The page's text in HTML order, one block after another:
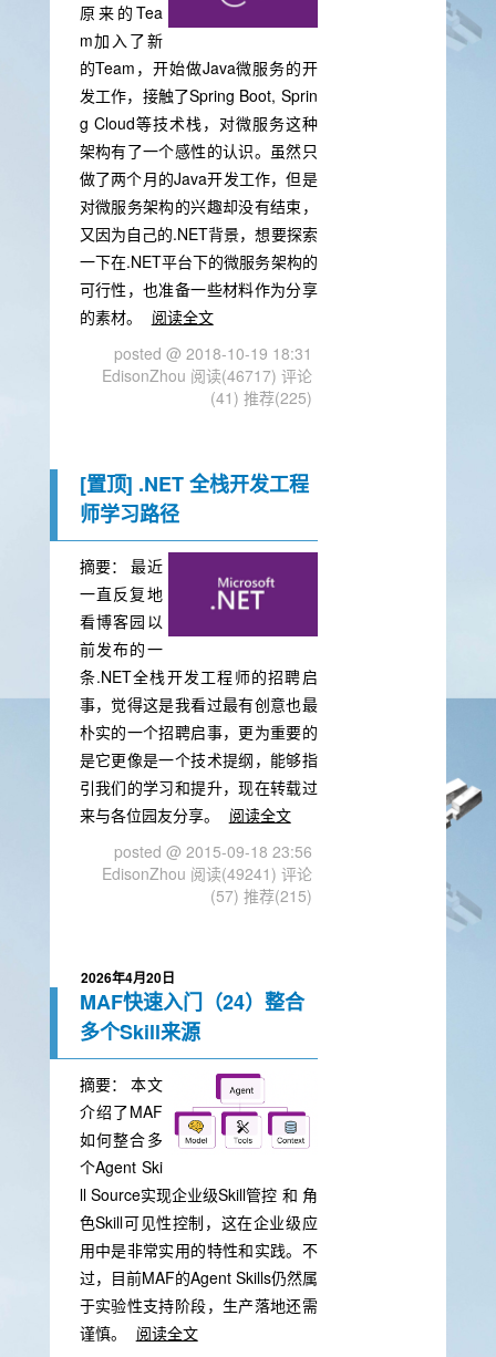
原来的Tea
m加入了新
的Team，开始做Java微服务的开
发工作，接触了Spring Boot, Sprin
g Cloud等技术栈，对微服务这种
架构有了一个感性的认识。虽然只
做了两个月的Java开发工作，但是
对微服务架构的兴趣却没有结束，
又因为自己的.NET背景，想要探索
一下在.NET平台下的微服务架构的
可行性，也准备一些材料作为分享
的素材。
阅读全文
posted @ 2018-10-19 18:31
EdisonZhou 阅读(46717) 评论
(41) 推荐(225)
[置顶] .NET 全栈开发工程
师学习路径
摘要：最近
一直反复地
看博客园以
前发布的一
条.NET全栈开发工程师的招聘启
事，觉得这是我看过最有创意也最
朴实的一个招聘启事，更为重要的
是它更像是一个技术提纲，能够指
引我们的学习和提升，现在转载过
来与各位园友分享。
阅读全文
posted @ 2015-09-18 23:56
EdisonZhou 阅读(49241) 评论
(57) 推荐(215)
2026年4月20日
MAF快速入门（24）整合
多个Skill来源
摘要：本文
介绍了MAF
如何整合多
个Agent Ski
ll Source实现企业级Skill管控 和 角
色Skill可见性控制，这在企业级应
用中是非常实用的特性和实践。不
过，目前MAF的Agent Skills仍然属
于实验性支持阶段，生产落地还需
谨慎。
阅读全文